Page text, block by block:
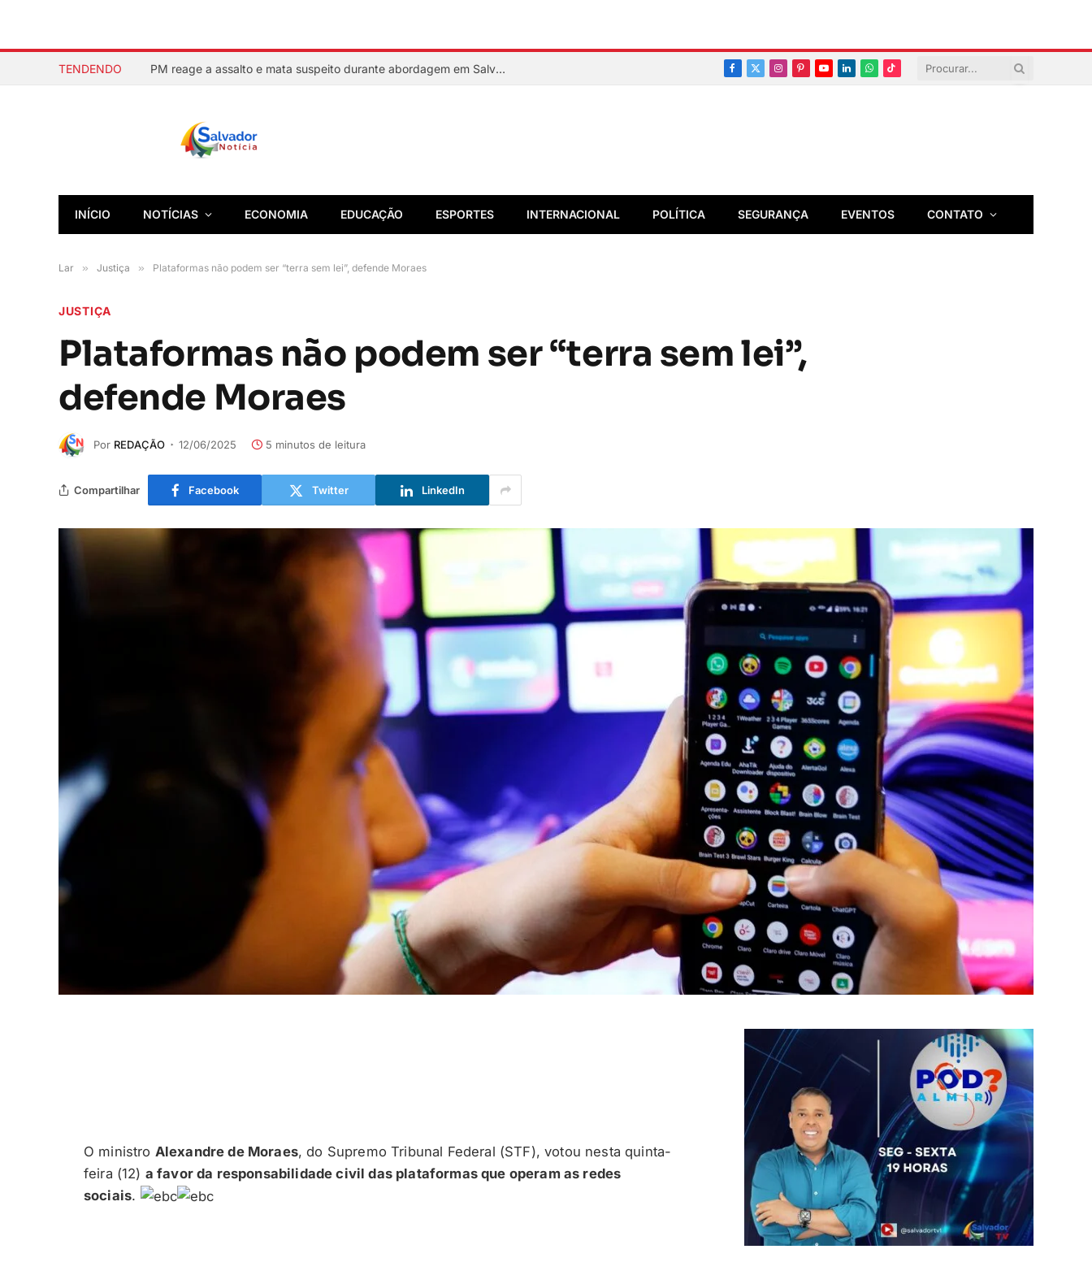
TENDENDO PM reage a assalto e mata suspeito durante abordagem em Salvador
Facebook
X
Instagram
PinterestYouTubeLinkedInWhatsapp
TikTok
INÍCIO NOTÍCIAS ECONOMIA EDUCAÇÃO ESPORTES INTERNACIONAL POLÍTICA SEGURANÇA EVENTOS CONTATO
Lar » Justiça » Plataformas não podem ser “terra sem lei”, defende Moraes
JUSTIÇA
Plataformas não podem ser “terra sem lei”,
defende Moraes
Por REDAÇÃO 12/06/2025 5 minutos de leitura
Compartilhar Facebook Twitter LinkedIn
O ministro Alexandre de Moraes, do Supremo Tribunal Federal (STF), votou nesta quinta-
feira (12) a favor da responsabilidade civil das plataformas que operam as redes
sociais.